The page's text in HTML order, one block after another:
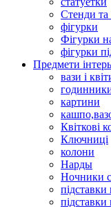
Стенди та
фігурки
Фігурки
фігурки
Предмети
вази і
картини
Квіткові
Ключниці
колони
Нарды
Ночники
підставки
підставки